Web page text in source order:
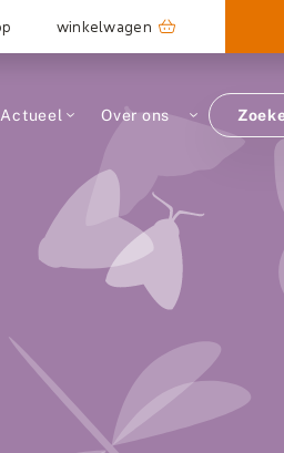
winkelwagen
Actueel Over ons